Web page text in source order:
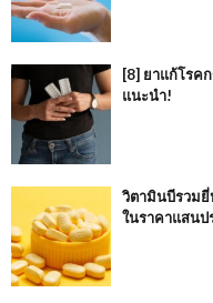
[8] ยาแก้โรค
แนะนำ!
วิตามินบีรวม
ในราคาแสน